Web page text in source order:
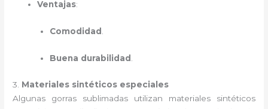
Ventajas:
Comodidad
Buena durabilidad
3. Materiales sintéticos especiales
Algunas gorras sublimadas utilizan materiales sintéticos